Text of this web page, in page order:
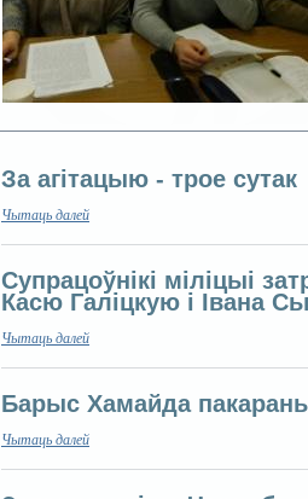
За агітацыю - трое сутак
Чытаць далей
Супрацоўнікі міліцыі
Касю Галіцкую і Івана
Чытаць далей
Барыс Хамайда
Чытаць далей